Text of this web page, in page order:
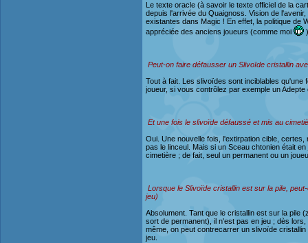
Le texte oracle (à savoir le texte officiel de la
depuis l'arrivée du Quaignoss. Vision de
existantes dans Magic ! En effet, la politique de
appréciée des anciens joueurs (comme moi
Peut-on faire défausser un Slivoïde cristallin
Tout à fait. Les slivoïdes sont inciblables
joueur, si vous contrôlez par exemple un
Et une fois le slivoïde défaussé et mis au
Oui. Une nouvelle fois, l'extirpation cible,
pas le linceul. Mais si un Sceau chtonien était
cimetière ; de fait, seul un permanent ou un
Lorsque le Slivoïde cristallin est sur la pile,
jeu)
Absolument. Tant que le cristallin est sur la pile
sort de permanent), il n'est pas en jeu ; dès
même, on peut contrecarrer un slivoïde
jeu.